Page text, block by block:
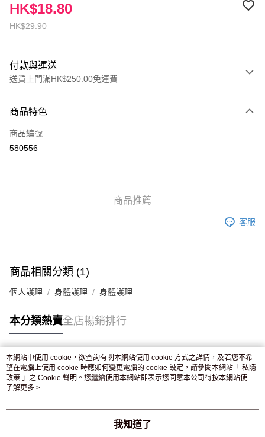
HK$29.90
HK$18.80
付款與運送
送貨上門滿HK$250.00免運費
信用卡
Apple Pay
付款後門市自取，訂單確認後2-4個工作天到店，7天內取。逾期後
商品特色
商品編號
580556
商品推薦
客服
商品相關分類 (1)
個人護理 身體護理 身體護理
本分類熱賣全店暢銷排行
熱門標籤
熱銷排行
本網站中使用 cookie，欲查詢有關本網站使用 cookie 方式之詳情，及若您不希
望在電腦上使用 cookie 時應如何變更電腦的 cookie 設定，請參閱本網站「 私隱
政策 」之 Cookie 聲明。您繼續使用本網站即表示您同意本公司得按本網站使用
條款之 Cookie 聲明使用 cookie。
了解更多 >
我知道了